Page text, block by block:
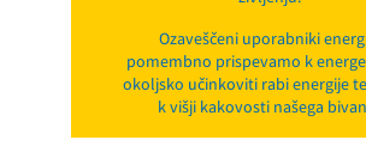
Ozaveščeni uporabniki
pomembno prispevamo k
okoljsko učinkoviti rabi energije
k višji kakovosti našega